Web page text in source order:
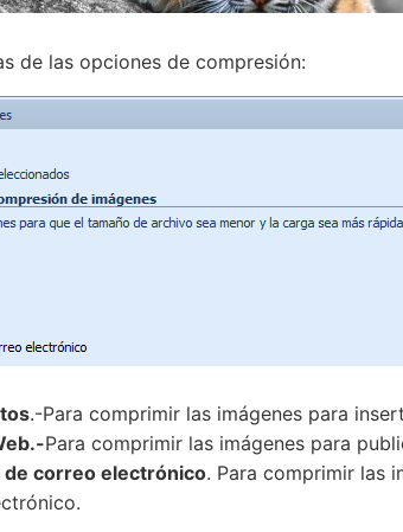
de las opciones de compresión:
.-Para comprimir las imágenes para
Para comprimir las imágenes para
de correo electrónico. Para comprimir las